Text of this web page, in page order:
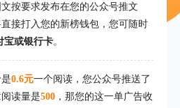
按要求发布在您的公众号推文
直接打入您的新榜钱包，您可随时
宝或银行卡。
0.6元一个阅读，您公众号推送了
读量是500 ，那您的这一单广告收